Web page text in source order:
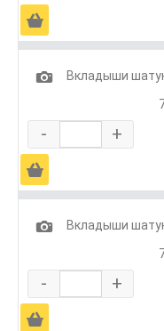
Ä
1
Вкладыши
- +
Ä
1
Вкладыши
- +
Ä